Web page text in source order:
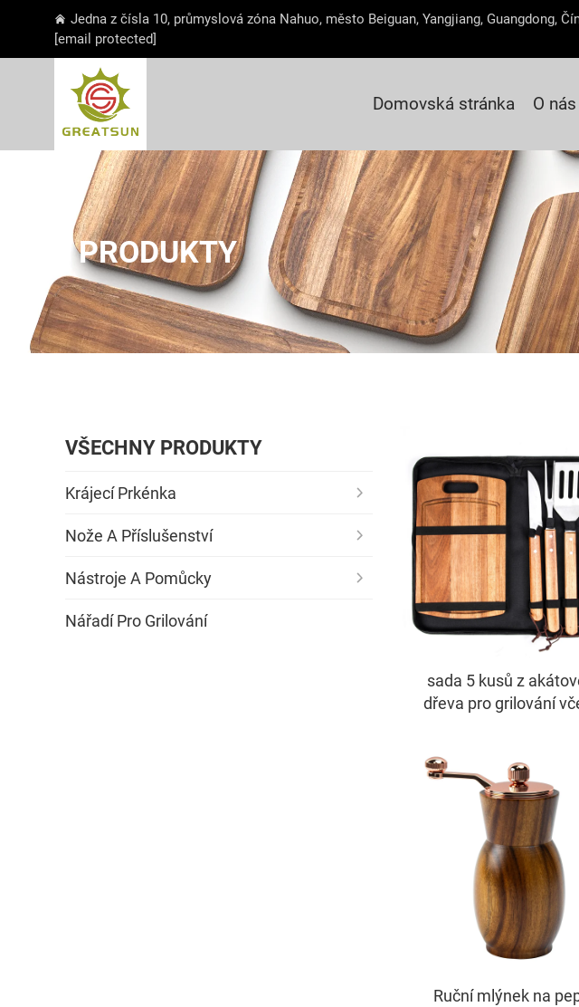
Jedna z čísla 10, průmyslová zóna Nahuo, město Beiguan, Yangjiang, Guangdong,
[email protected]
Domovská stránka O nás
PRODUKTY
VŠECHNY PRODUKTY
Krájecí Prkénka
Nože A Příslušenství
Nástroje A Pomůcky
Nářadí Pro Grilování
sada 5 kusů z
dřeva pro grilování
nerezové oceli
Ruční mlýnek na